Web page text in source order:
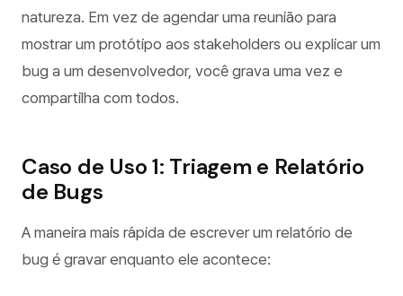
natureza. Em vez de agendar uma reunião para
mostrar um protótipo aos stakeholders ou explicar um
bug a um desenvolvedor, você grava uma vez e
compartilha com todos.
Caso de Uso 1: Triagem e Relatório
de Bugs
A maneira mais rápida de escrever um relatório de
bug é gravar enquanto ele acontece: